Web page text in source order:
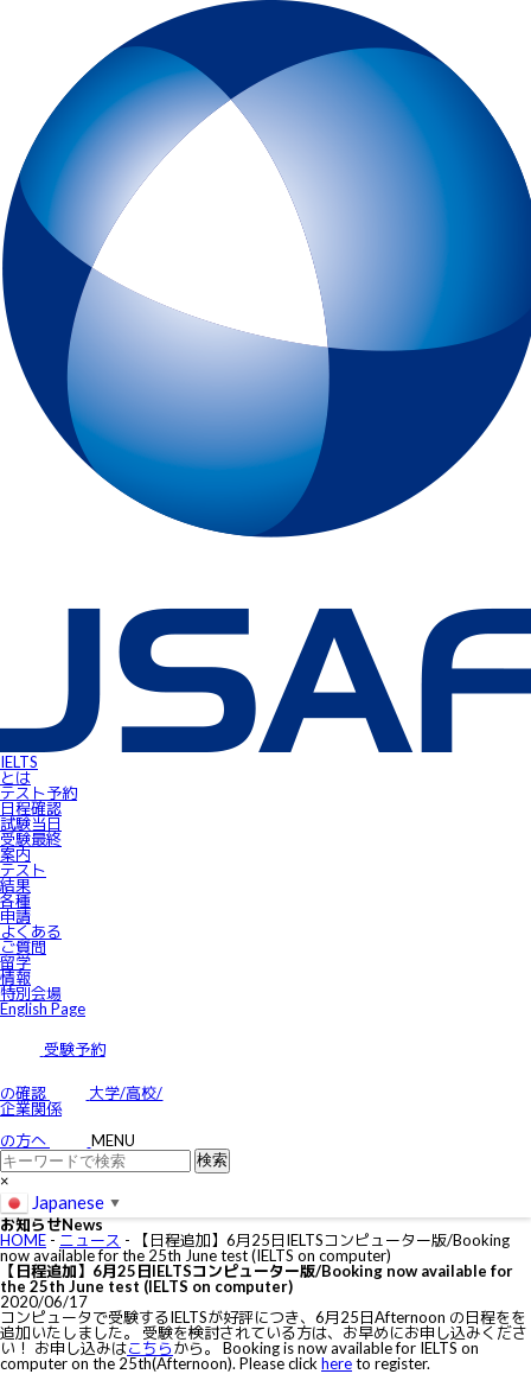
IELTS
とは
テスト予約
日程確認
試験当⽇
受験最終
案内
テスト
結果
各種
申請
よくある
ご質問
留学
情報
特別会場
English Page
受験予約
の確認
大学/高校/
企業関係
の方へ
MENU
×
Japanese ▼
お知らせNews
HOME - ニュース -
【日程追加】6月25日IELTSコンピューター版/Booking
now available for the 25th June test (IELTS on computer)
【日程追加】6月25日IELTSコンピューター版/Booking now available for
the 25th June test (IELTS on computer)
2020/06/17
コンピュータで受験するIELTSが好評につき、6月25日Afternoon の日程をを
追加いたしました。 受験を検討されている方は、お早めにお申し込みくださ
い！ お申し込みはこちらから。 Booking is now available for IELTS on
computer on the 25th(Afternoon). Please click hereto register.
トップページ
IELTSとは
初めてIELTSを受験する方
テスト予約
一般会場申込みページ
特別会場申込みページ
IELTS チャイルド・プロテクション・ポリシー（18歳未満の受験者対象
スピーキングテスト日時リクエスト
受験最終案内
各種申請
IELTSコンピューター版
IELTS One Skill Retake
チュートリアル動画
IELTS練習問題（コンピューター版）
キーボードと機能について
IELTSペーパー版
IELTS 練習問題（ペーパー版）
高校生の皆様へ
JSAF-IELTS 団体受験（特別会場実施）およびIELTSセミナー
IELTS推進校
JSAF-IELTS Academic Partner
IELTSティーチャー・トレーニング・コース
英語担当教員向け IELTS受験料助成制度
IELTSで移住・就職（ジェネラル・トレーニング・モジュールについて
IELTSのクオリティーと公平性の確保について
無料IELTSオンラインコース
James⼩⾕のIELTS必勝攻略㊙講座
IELTS Masterclass Webinar
ワンポイント・アドバイス動画
JSAF-IELTS Academic Supervisor
IELTSサクセスストーリー
IELTSオンラインセミナー
Prepare for IELTS
Book Your Test
Apply for IELTS at Public Venue
Request for Speaking Test Date/Time
Final Information
FAQ
Access
Results
IELTS東梅田｜JSAF-IELTS公式テストセンター 大阪（JP112）
IELTS京都｜JSAF-IELTS公式テストセンター 京都（JP112）
学部留学
語学留学
サイトマップ
アクセス
特定商取引に関する法律に基づく表示
個人情報の取り扱いについて
IELTSの個⼈情報の取り扱いについて
免責事項
利用規約